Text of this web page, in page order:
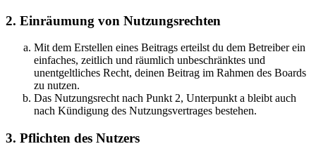
2. Einräumung von Nutzungsrechten
Mit dem Erstellen eines Beitrags erteilst du dem Betreiber ein
einfaches, zeitlich und räumlich unbeschränktes und
unentgeltliches Recht, deinen Beitrag im Rahmen des Boards
zu nutzen.
Das Nutzungsrecht nach Punkt 2, Unterpunkt a bleibt auch
nach Kündigung des Nutzungsvertrages bestehen.
3. Pflichten des Nutzers